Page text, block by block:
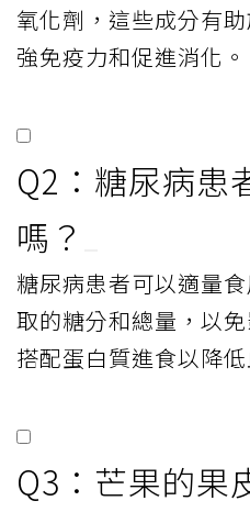
氧化劑，這些成分有
強免疫力和促進消化。
Q2：糖尿病患
嗎？
糖尿病患者可以適量
取的糖分和總量，以
搭配蛋白質進食以降低
Q3：芒果的果